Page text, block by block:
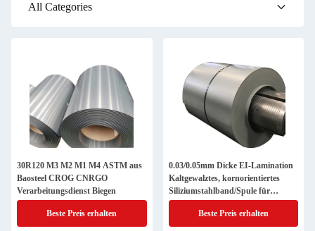
All Categories
30R120 M3 M2 M1 M4 ASTM aus
Baosteel CROG CNRGO
Verarbeitungsdienst Biegen
Beste Preis erhalten
0.03/0.05mm Dicke EI-Lamination
Kaltgewalztes, kornorientiertes
Siliziumstahlband/Spule für
Pulstransformator SGCC
Beste Preis erhalten